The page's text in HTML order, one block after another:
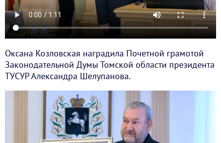
Оксана Козловская наградила Почетной грамотой
Законодательной Думы Томской области президента
ТУСУР Александра Шелупанова.